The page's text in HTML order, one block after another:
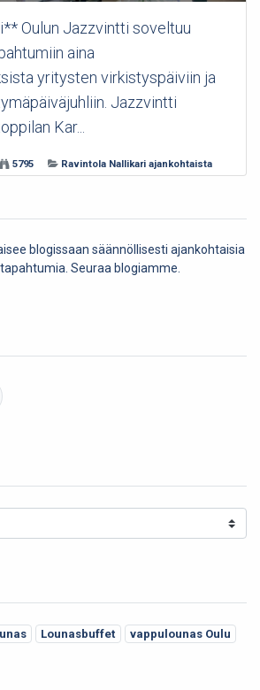
Oulun Jazzvintti soveltuu
aina
yritysten virkistyspäiviin ja
Jazzvintti
Kar...
5795 Ravintola Nallikari ajankohtaista
blogissaan säännöllisesti ajankohtaisia
Seuraa blogiamme.
Lounasbuffet vappulounas Oulu